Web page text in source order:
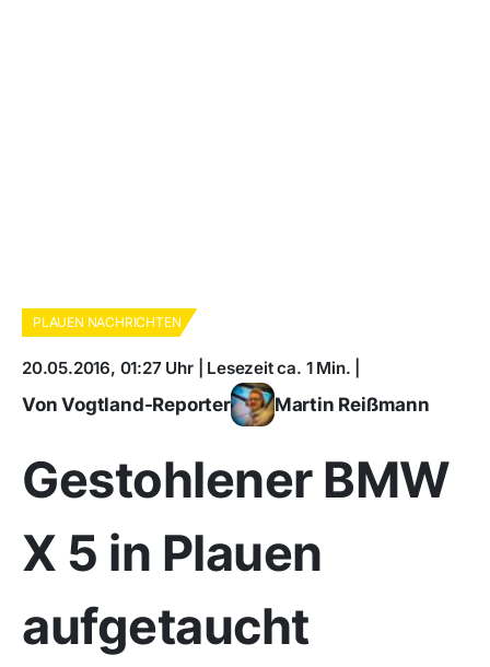
PLAUEN NACHRICHTEN
20.05.2016, 01:27 Uhr | Lesezeit ca. 1 Min. |
Von Vogtland-Reporter Martin Reißmann
Gestohlener BMW
X 5 in Plauen
aufgetaucht